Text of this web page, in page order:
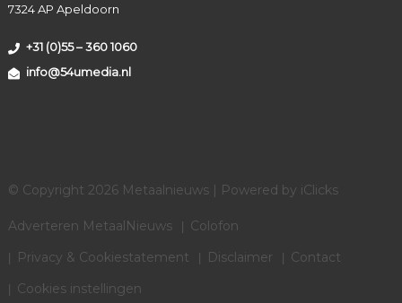
7324 AP Apeldoorn
+31 (0)55 – 360 1060
info@54umedia.nl
© Copyright 2026 Metaalnieuws | Powered by iClicks
Adverteren MetaalNieuws
Colofon
Privacy & Cookiestatement
Disclaimer
Contact
Cookies instellingen